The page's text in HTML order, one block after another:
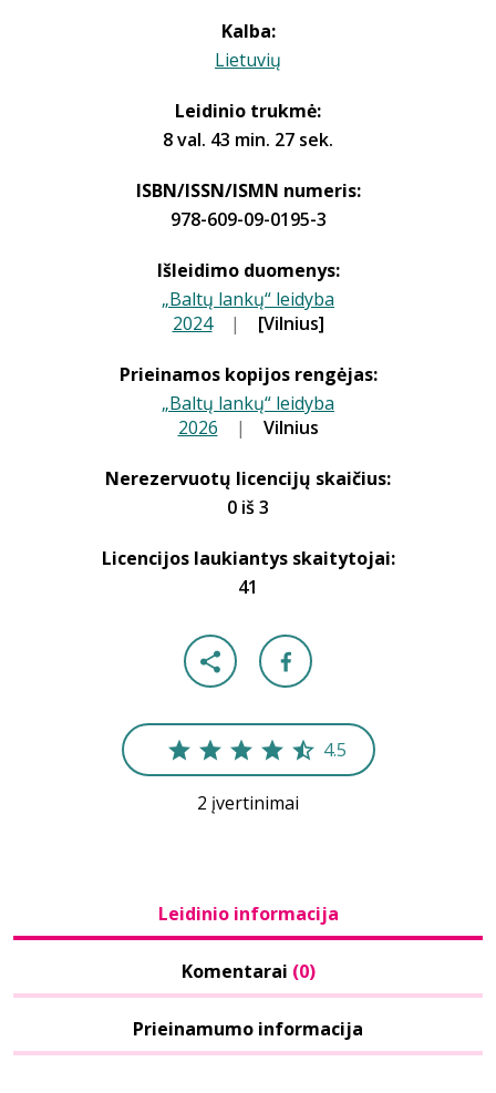
Kalba:
Lietuvių
Leidinio trukmė:
8 val. 43 min. 27 sek.
ISBN/ISSN/ISMN numeris:
978-609-09-0195-3
Išleidimo duomenys:
„Baltų lankų“ leidyba
2024 | [Vilnius]
Prieinamos kopijos rengėjas:
„Baltų lankų“ leidyba
2026 | Vilnius
Nerezervuotų licencijų skaičius:
0 iš 3
Licencijos laukiantys skaitytojai:
41
4.5
2 įvertinimai
Leidinio informacija
Komentarai (0)
Prieinamumo informacija